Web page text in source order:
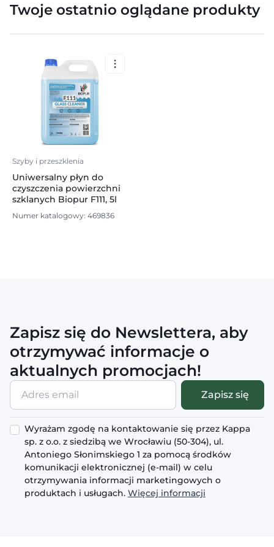
Twoje ostatnio oglądane produkty
Szyby i przeszklenia
Uniwersalny płyn do
czyszczenia powierzchni
szklanych Biopur F111, 5l
Numer katalogowy: 469836
Zapisz się do Newslettera, aby
otrzymywać informacje o
aktualnych promocjach!
Adres
email
Zapisz się
Wyrażam zgodę na kontaktowanie się przez Kappa
sp. z o.o. z siedzibą we Wrocławiu (50-304), ul.
Antoniego Słonimskiego 1 za pomocą środków
komunikacji elektronicznej (e-mail) w celu
otrzymywania informacji marketingowych o
produktach i usługach. Więcej informacji